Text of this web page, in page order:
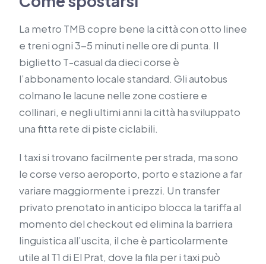
La metro TMB copre bene la città con otto linee
e treni ogni 3-5 minuti nelle ore di punta. Il
biglietto T-casual da dieci corse è
l’abbonamento locale standard. Gli autobus
colmano le lacune nelle zone costiere e
collinari, e negli ultimi anni la città ha sviluppato
una fitta rete di piste ciclabili.
I taxi si trovano facilmente per strada, ma sono
le corse verso aeroporto, porto e stazione a far
variare maggiormente i prezzi. Un transfer
privato prenotato in anticipo blocca la tariffa al
momento del checkout ed elimina la barriera
linguistica all’uscita, il che è particolarmente
utile al T1 di El Prat, dove la fila per i taxi può